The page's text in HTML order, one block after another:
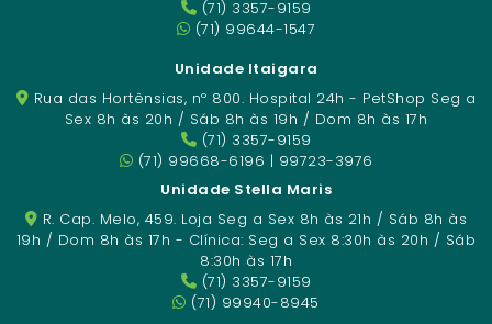
(71) 3357-9159
(71) 99644-1547
Unidade Itaigara
Rua das Hortênsias, nº 800. Hospital 24h - PetShop Seg a
Sex 8h às 20h / Sáb 8h às 19h / Dom 8h às 17h
(71) 3357-9159
(71) 99668-6196 | 99723-3976
Unidade Stella Maris
R. Cap. Melo, 459. Loja Seg a Sex 8h às 21h / Sáb 8h às
19h / Dom 8h às 17h - Clínica: Seg a Sex 8:30h às 20h / Sáb
8:30h às 17h
(71) 3357-9159
(71) 99940-8945